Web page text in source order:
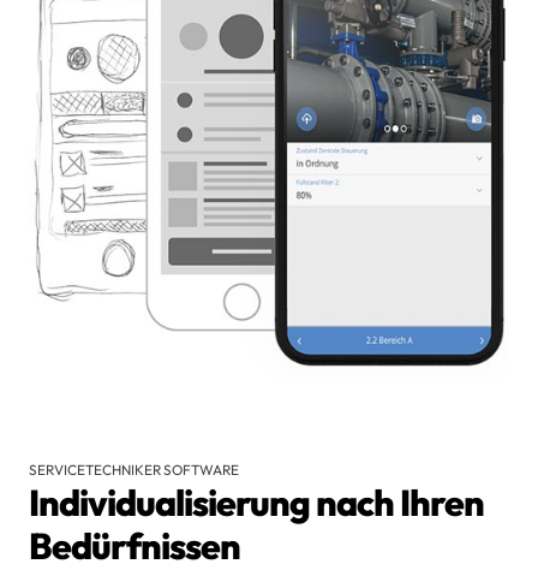
SERVICETECHNIKER SOFTWARE
Individualisierung nach Ihren
Bedürfnissen